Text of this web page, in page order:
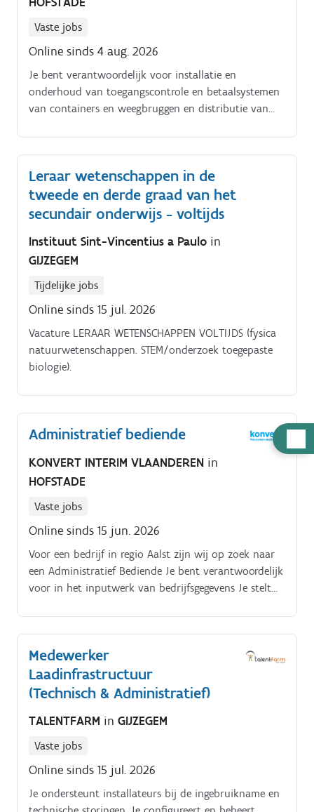
Vaste jobs
Online sinds 4 aug. 2026
Je bent verantwoordelijk voor installatie en
onderhoud van toegangscontrole en betaalsystemen
van containers en weegbruggen en distributie van
van de huidige containers. Ben jij iemand die graag
actief bezig is, fysiek werk aankan en zich niet laat
tegenhouden door regen, wind of koude?
Leraar wetenschappen in de
tweede en derde graad van het
secundair onderwijs - voltijds
Instituut Sint-Vincentius a Paulo in
GIJZEGEM
Tijdelijke jobs
Online sinds 15 jul. 2026
Vacature LERAAR WETENSCHAPPEN VOLTIJDS (fysica
natuurwetenschappen. STEM/onderzoek toegepaste
biologie).
Administratief bediende
KONVERT INTERIM VLAANDEREN in
HOFSTADE
Vaste jobs
Online sinds 15 jun. 2026
Voor een bedrijf in regio Aalst zijn wij op zoek naar
een Administratief Bediende Je bent verantwoordelijk
voor in het inputwerk van bedrijfsgegevens Je stelt
zorgt dat alles actueel blijft Je zal daarnaast ook
instaan voor een aantal andere ad-hoc taken zoals
het plaatsen van bestellingen, het opstellen van
brieven, klassementen, telefonie, mailverkeer, Je
maakt documenten/formaliteiten op Je rapporteert
Medewerker
Laadinfrastructuur
(Technisch & Administratief)
TALENTFARM in GIJZEGEM
Vaste jobs
Online sinds 15 jul. 2026
Je ondersteunt installateurs bij de ingebruikname en